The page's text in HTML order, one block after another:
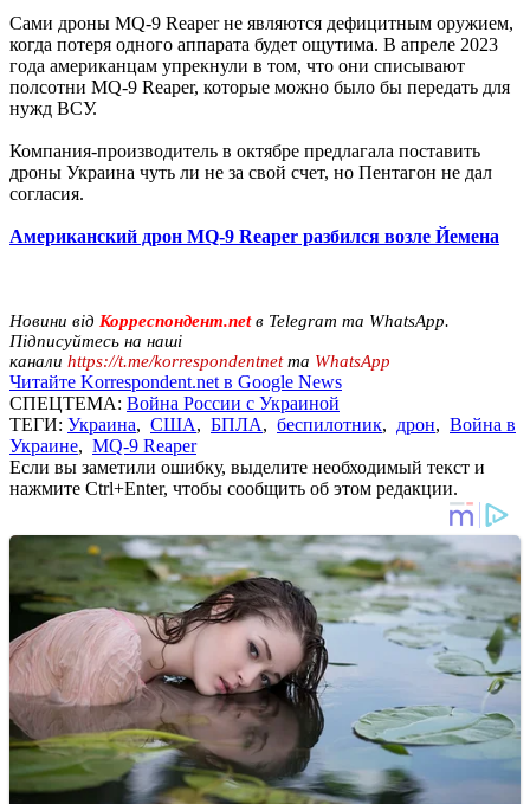
Сами дроны MQ-9 Reaper не являются дефицитным оружием,
когда потеря одного аппарата будет ощутима. В апреле 2023
года американцам упрекнули в том, что они списывают
полсотни MQ-9 Reaper, которые можно было бы передать для
нужд ВСУ.
Компания-производитель в октябре предлагала поставить
дроны Украина чуть ли не за свой счет, но Пентагон не дал
согласия.
Американский дрон MQ-9 Reaper разбился возле Йемена
Новини від Корреспондент.netв Telegram та WhatsApp.
Підписуйтесь на наші
канали https://t.me/korrespondentnetта WhatsApp
Читайте Korrespondent.net в Google News
СПЕЦТЕМА: Война России с Украиной
ТЕГИ: Украина, США, БПЛА, беспилотник, дрон, Война в
Украине, MQ-9 Reaper
Если вы заметили ошибку, выделите необходимый текст и
нажмите Ctrl+Enter, чтобы сообщить об этом редакции.